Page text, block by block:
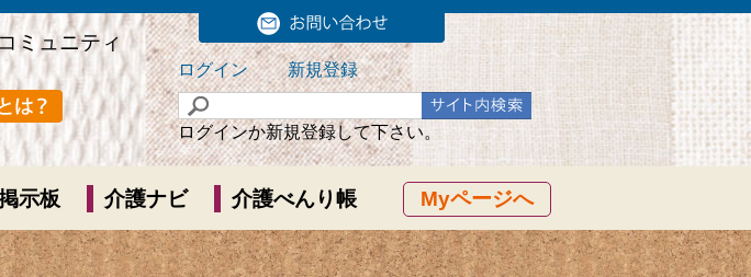
ミュニティ
ログイン 新規登録
ログインか新規登録して下さい。
Myページへ
示板 介護ナビ 介護べんり帳